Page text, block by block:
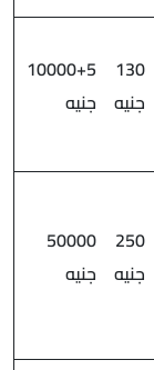
130
جنيه
10000+5
جنيه
250
جنيه
50000
جنيه